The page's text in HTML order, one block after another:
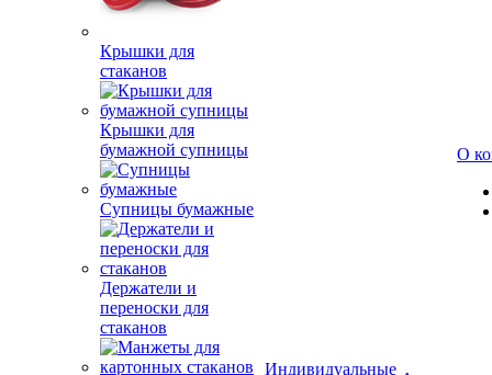
Крышки для
стаканов
Крышки для
бумажной супницы
Супницы бумажные
Держатели и
переноски для
стаканов
Индивидуальные
О